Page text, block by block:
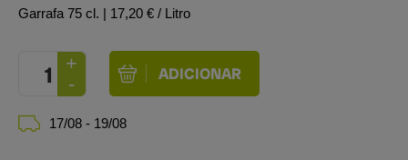
Garrafa 75 cl. | 17,20 € / Litro
17/08 - 19/08